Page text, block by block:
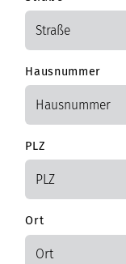
Hausnummer
PLZ
Ort